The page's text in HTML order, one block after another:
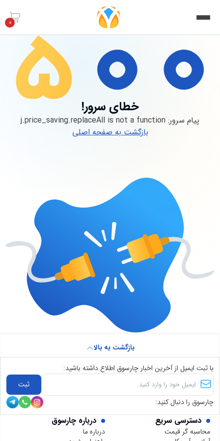
0
خطای سرور!
پیام سرور: j.price_saving.replaceAll is not a function
بازگشت به صفحه اصلی
دسترسی سریع
محاسبه گر قیمت
درباره چارسوق
درباره ما
بازگشت به بالا
با ثبت ایمیل از آخرین اخبار چارسوق اطلاع داشته باشید:
ثبت
چارسوق را دنبال کنید: